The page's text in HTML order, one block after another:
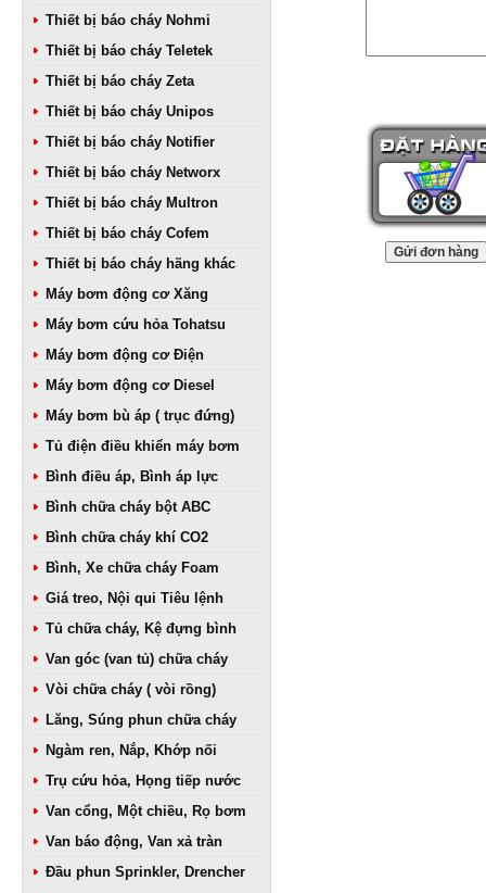
Thiết bị báo cháy Nohmi
Thiết bị báo cháy Teletek
Thiết bị báo cháy Zeta
Thiết bị báo cháy Unipos
Thiết bị báo cháy Notifier
Thiết bị báo cháy Networx
Thiết bị báo cháy Multron
Thiết bị báo cháy Cofem
Thiết bị báo cháy hãng khác
Máy bơm động cơ Xăng
Máy bơm cứu hỏa Tohatsu
Máy bơm động cơ Điện
Máy bơm động cơ Diesel
Máy bơm bù áp ( trục đứng)
Tủ điện điều khiển máy bơm
Bình điều áp, Bình áp lực
Bình chữa cháy bột ABC
Bình chữa cháy khí CO2
Bình, Xe chữa cháy Foam
Giá treo, Nội qui Tiêu lệnh
Tủ chữa cháy, Kệ đựng bình
Van góc (van tủ) chữa cháy
Vòi chữa cháy ( vòi rồng)
Lăng, Súng phun chữa cháy
Ngàm ren, Nắp, Khớp nối
Trụ cứu hỏa, Họng tiếp nước
Van cổng, Một chiều, Rọ bơm
Van báo động, Van xả tràn
Đầu phun Sprinkler, Drencher